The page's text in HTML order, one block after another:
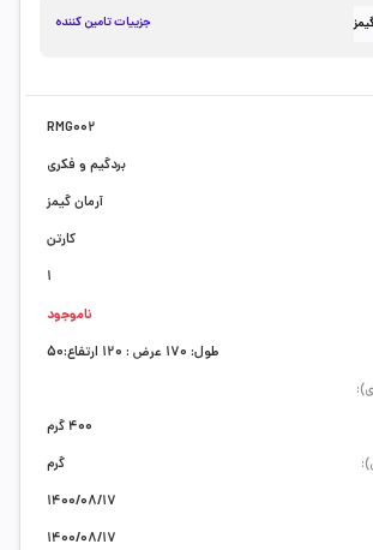
جزییات تامین کننده
طول: 170 عرض : 120 ارتفاع:50
400 گرم
گرم
1400/08/17
1400/08/17
RMG002
بردگیم و فکری
آرمان گیمز
کارتن
1
ناموجود